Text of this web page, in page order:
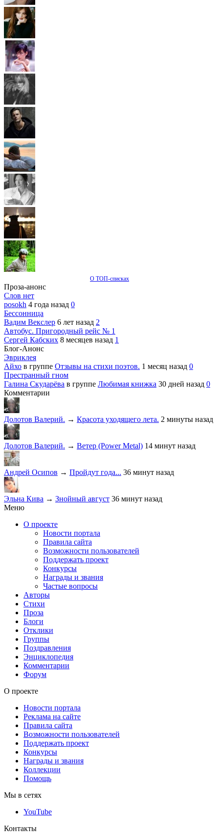
О ТОП-списках
Проза-анонс
Слов нет
posokh 4 года назад 0
Бессонница
Вадим Векслер 6 лет назад 2
Автобус. Пригородный рейс № 1
Сергей Кабских 8 месяцев назад 1
Блог-Анонс
Эвриклея
Айхо в группе Отзывы на стихи поэтов. 1 месяц назад 0
Престранный гном
Галина Скударёва в группе Любимая книжка 30 дней назад 0
Комментарии
Долотов Валерий. → Красота уходящего лета. 2 минуты назад
Долотов Валерий. → Ветер (Power Metal) 14 минут назад
Андрей Осипов → Пройдут года... 36 минут назад
Эльна Кива → Знойный август 36 минут назад
Меню
О проекте
Новости портала
Правила сайта
Возможности пользователей
Поддержать проект
Конкурсы
Награды и звания
Частые вопросы
Авторы
Стихи
Проза
Блоги
Отклики
Группы
Поздравления
Энциклопедия
Комментарии
Форум
О проекте
Новости портала
Реклама на сайте
Правила сайта
Возможности пользователей
Поддержать проект
Конкурсы
Награды и звания
Коллекции
Помощь
Мы в сетях
YouTube
Контакты